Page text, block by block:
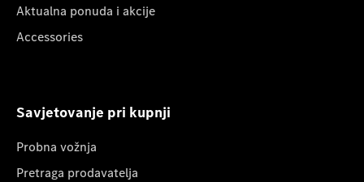
Aktualna ponuda i akcije
Accessories
Savjetovanje pri kupnji
Probna vožnja
Pretraga prodavatelja